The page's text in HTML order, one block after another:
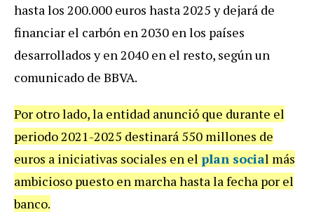
hasta los 200.000 euros hasta 2025 y dejará de
financiar el carbón en 2030 en los países
desarrollados y en 2040 en el resto, según un
comunicado de BBVA.
Por otro lado, la entidad anunció que durante el
periodo 2021-2025 destinará 550 millones de
euros a iniciativas sociales en el plan social más
ambicioso puesto en marcha hasta la fecha por el
banco.